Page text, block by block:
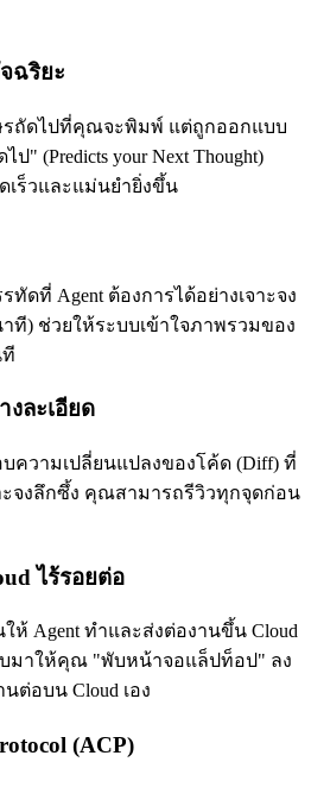
ฉริยะ
รถัดไปที่คุณจะพิมพ์ แต่ถูกออกแบบ
" (Predicts your Next Thought)
เร็วและแม่นยำยิ่งขึ้น
ดที่ Agent ต้องการได้อย่างเจาะจง
ที) ช่วยให้ระบบเข้าใจภาพรวมของ
ที
ละเอียด
ความเปลี่ยนแปลงของโค้ด (Diff) ที่
ะจงลึกซึ้ง คุณสามารถรีวิวทุกจุดก่อน
ไร้รอยต่อ
Agent ทำและส่งต่องานขึ้น Cloud
มาให้คุณ "พับหน้าจอแล็ปท็อป" ลง
ต่อบน Cloud เอง
(ACP)